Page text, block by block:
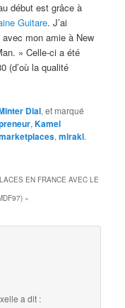
début est grâce à
Guitare. J’ai
mon amie à New
» Celle-ci a été
(d’où la qualité
Dial, et marqué
,Kamel
,mirakl.
EN FRANCE AVEC LE
»
a dit :